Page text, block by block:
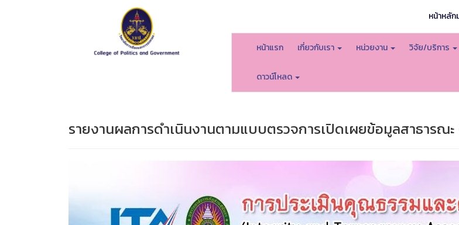
หน้าหลัก
หน้าแรก เกี่ยวกับเรา หน่วยงาน วิจัย/บริการ
ดาวน์โหลด
รายงานผลการดำเนินงานตามแบบตรวจการเปิดเผยข้อมูลสาธารณะ